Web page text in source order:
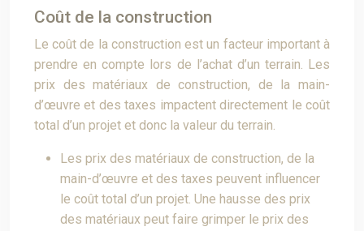
Coût de la construction
Le coût de la construction est un facteur important à
prendre en compte lors de l’achat d’un terrain. Les
prix des matériaux de construction, de la main-
d’œuvre et des taxes impactent directement le coût
total d’un projet et donc la valeur du terrain.
Les prix des matériaux de construction, de la
main-d’œuvre et des taxes peuvent influencer
le coût total d’un projet. Une hausse des prix
des matériaux peut faire grimper le prix des